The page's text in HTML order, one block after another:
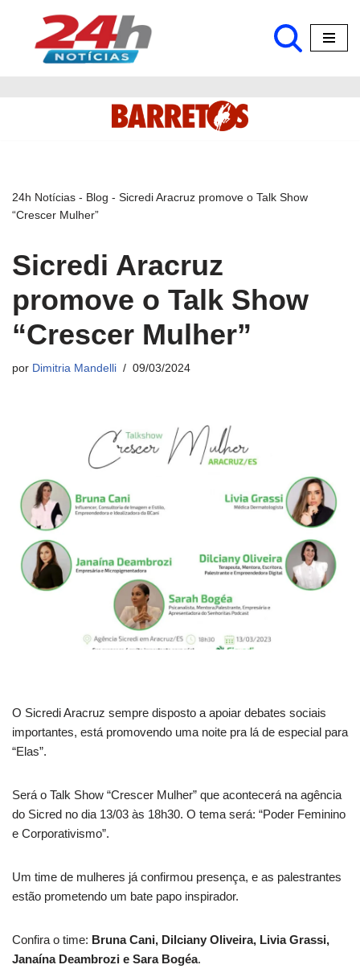
Pular
24h Notícias - Blog - Sicredi Aracruz promove o Talk Show
“Crescer Mulher”
Sicredi Aracruz
promove o Talk Show
“Crescer Mulher”
por Dimitria Mandelli 09/03/2024
O Sicredi Aracruz sempre disposto a apoiar debates sociais
importantes, está promovendo uma noite pra lá de especial para
“Elas”.
Será o Talk Show “Crescer Mulher” que acontecerá na agência
do Sicred no dia 13/03 às 18h30. O tema será: “Poder Feminino
e Corporativismo”.
Um time de mulheres já confirmou presença, e as palestrantes
estão prometendo um bate papo inspirador.
Confira o time: Bruna Cani, Dilciany Oliveira, Livia Grassi,
Janaína Deambrozi e Sara Bogéa.